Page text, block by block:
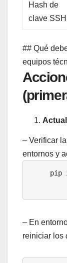
Hash de
clave SSH
## Qué
equipos
– Verificar
entornos y
– En
reiniciar los